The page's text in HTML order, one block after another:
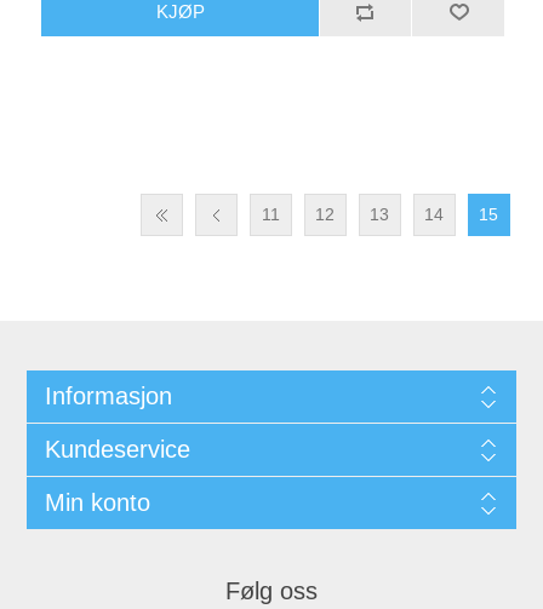
KJØP
11 12 13 14 15
Informasjon
Kundeservice
Min konto
Følg oss